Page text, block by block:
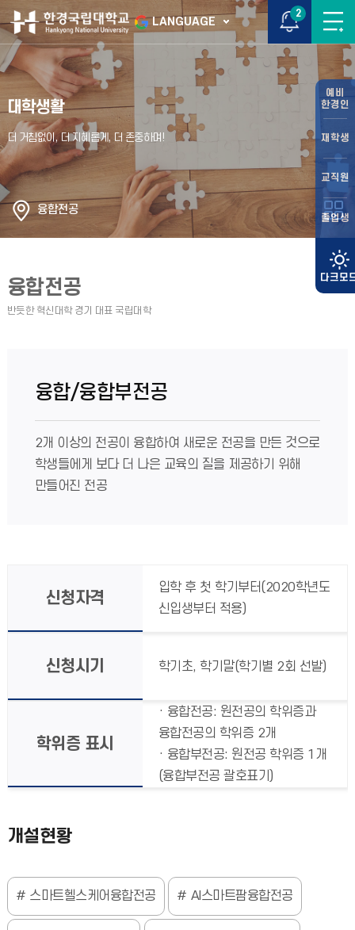
LANGUAGE
2
예비
한경인
재학생
교직원
졸업생
대학생활
융합전공
융합전공
융합/융합부전공
2개 이상의 전공이 융합하여 새로운 전공을 만든 것으로
학생들에게 보다 더 나은 교육의 질을 제공하기 위해
만들어진 전공
신청자격
입학 후 첫 학기부터(2020학년도
신입생부터 적용)
신청시기 학기초, 학기말(학기별 2회 선발)
학위증 표시
· 융합전공: 원전공의 학위증과
융합전공의 학위증 2개
· 융합부전공: 원전공 학위증 1개
(융합부전공 괄호표기)
개설현황
스마트헬스케어융합전공 AI스마트팜융합전공